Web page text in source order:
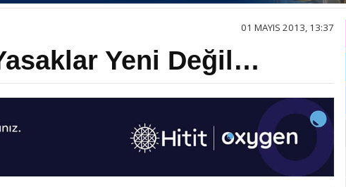
01 MAYIS 2013, 13:37
Yeni Değil…